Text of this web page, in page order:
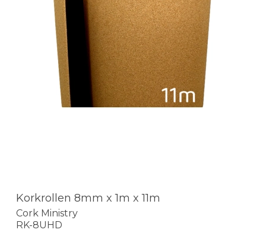
Korkrollen 8mm x 1m x 11m
Cork Ministry
RK-8UHD